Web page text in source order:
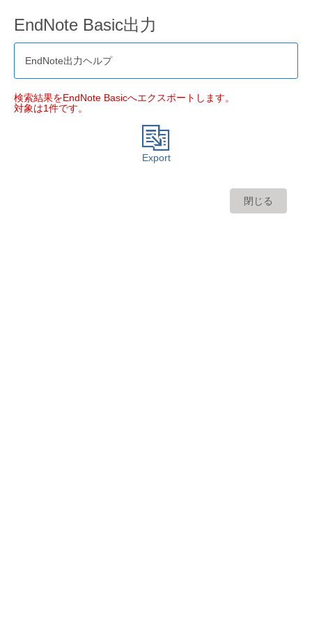
EndNote Basic出力
EndNote出力ヘルプ
検索結果をEndNote Basicへエクスポートします。
対象は1件です。
Export